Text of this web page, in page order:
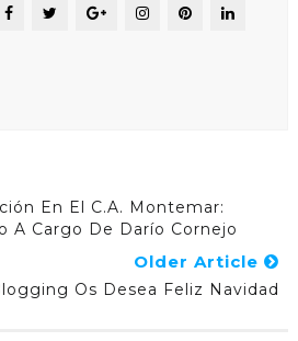
En El C.A. Montemar:
A Cargo De Darío Cornejo
Older Article
Os Desea Feliz Navidad